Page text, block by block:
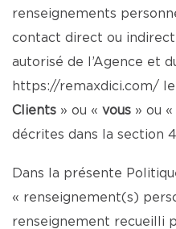
renseignements
contact direct ou
autorisé de l’Agence et
https://remaxdici.com/
Clients » ou « vous » ou «
décrites dans la section
Dans la présente
« renseignement(s)
renseignement recueilli